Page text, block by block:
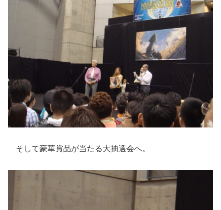
そして豪華賞品が当たる大抽選会へ。